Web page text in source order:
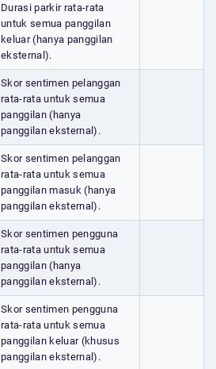
Durasi parkir rata-rata
untuk semua panggilan
keluar (hanya panggilan
eksternal).
Skor sentimen pelanggan
rata-rata untuk semua
panggilan (hanya
panggilan eksternal).
Skor sentimen pelanggan
rata-rata untuk semua
panggilan masuk (hanya
panggilan eksternal).
Skor sentimen pengguna
rata-rata untuk semua
panggilan (hanya
panggilan eksternal).
Skor sentimen pengguna
rata-rata untuk semua
panggilan keluar (khusus
panggilan eksternal).